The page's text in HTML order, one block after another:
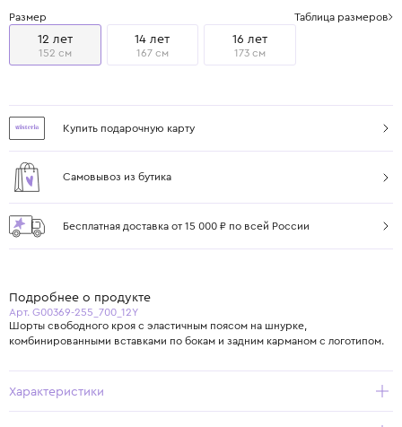
Размер Таблица размеров
12 лет
152 см
14 лет
167 см
16 лет
173 см
Купить подарочную карту
Самовывоз из бутика
Бесплатная доставка от 15 000 ₽ по всей России
Подробнее о продукте
Арт. G00369-255_700_12Y
Шорты свободного кроя с эластичным поясом на шнурке,
комбинированными вставками по бокам и задним карманом с логотипом.
Характеристики